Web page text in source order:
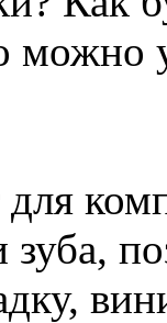
можно
зуба,